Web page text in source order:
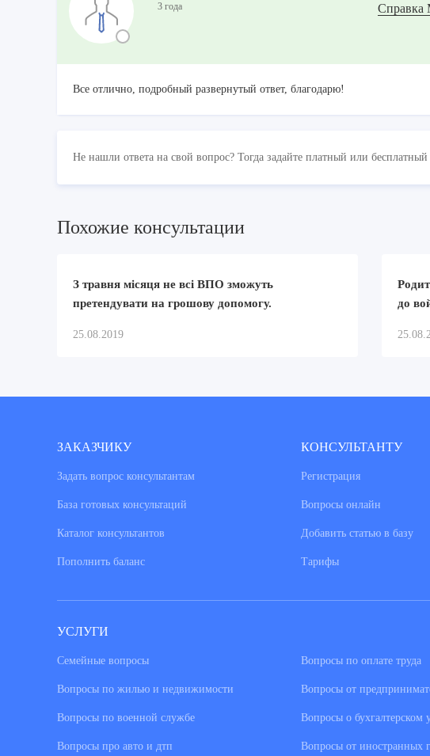
3 года
Справка
Все отлично, подробный развернутый ответ, благодарю!
Не нашли ответа на свой вопрос? Тогда задайте платный или бесплатный
Похожие консультации
З травня місяця не всі ВПО зможуть
претендувати на грошову допомогу.
25.08.2019
до
ЗАКАЗЧИКУ
Задать вопрос консультантам
База готовых консультаций
Каталог консультантов
Пополнить баланс
КОНСУЛЬТАНТУ
Регистрация
Вопросы онлайн
Добавить статью в базу
Тарифы
УСЛУГИ
Семейные вопросы
Вопросы по жилью и недвижимости
Вопросы по военной службе
Вопросы про авто и дтп
Вопросы по оплате труда
Вопросы от
Вопросы о бухгалтерском
Вопросы от иностранных